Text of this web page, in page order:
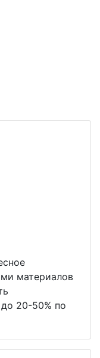
материалов
20-50% по